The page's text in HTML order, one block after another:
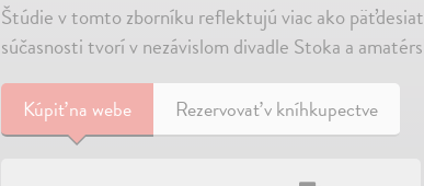
Štúdie v tomto zborníku reflektujú viac ako
súčasnosti tvorí v nezávislom divadle Stoka a
Kúpiťna webe Rezervovať v kníhkupectve